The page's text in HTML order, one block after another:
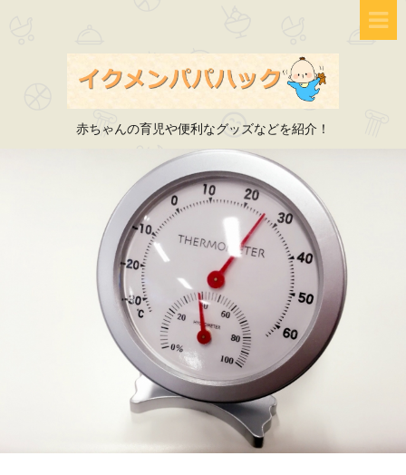
赤ちゃんの育児や便利なグッズなどを紹介！